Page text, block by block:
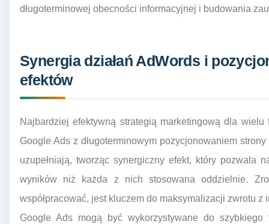
długoterminowej obecności informacyjnej i budowania
Synergia działań AdWords i
efektów
Najbardziej efektywną strategią marketingową dla wielu
Google Ads z długoterminowym pozycjonowaniem
uzupełniają, tworząc synergiczny efekt, który pozwala
wyników niż każda z nich stosowana oddzielnie.
współpracować, jest kluczem do maksymalizacji zwrotu z
Google Ads mogą być wykorzystywane do